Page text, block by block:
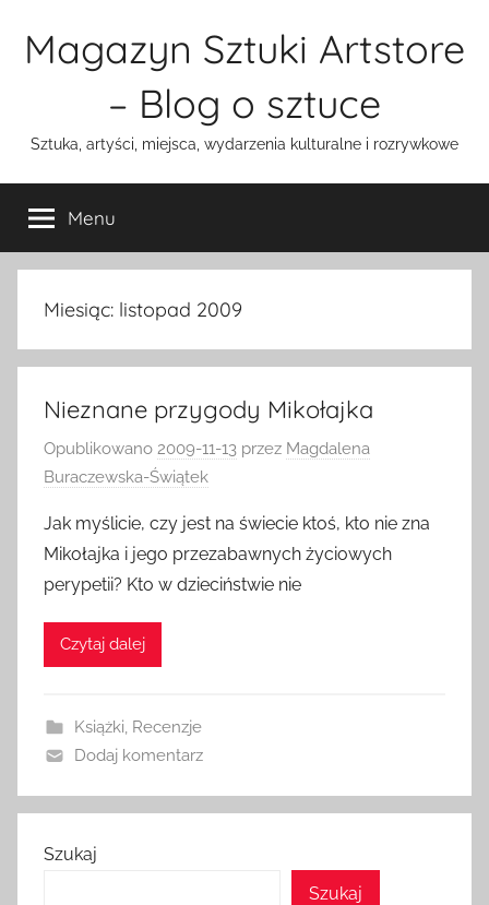
Magazyn Sztuki Artstore
– Blog o sztuce
Sztuka, artyści, miejsca, wydarzenia kulturalne i rozrywkowe
Menu
Miesiąc: listopad 2009
Nieznane przygody Mikołajka
Opublikowano 2009-11-13 przez Magdalena
Buraczewska-Świątek
Jak myślicie, czy jest na świecie ktoś, kto nie zna
Mikołajka i jego przezabawnych życiowych
perypetii? Kto w dzieciństwie nie
Czytaj dalej
Książki Recenzje
Dodaj komentarz
Szukaj
Szukaj